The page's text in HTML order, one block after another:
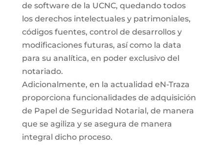
de software de la UCNC, quedando todos
los derechos intelectuales y patrimoniales,
códigos fuentes, control de desarrollos y
modificaciones futuras, así como la data
para su analítica, en poder exclusivo del
notariado.
Adicionalmente, en la actualidad eN-Traza
proporciona funcionalidades de adquisición
de Papel de Seguridad Notarial, de manera
que se agiliza y se asegura de manera
integral dicho proceso.